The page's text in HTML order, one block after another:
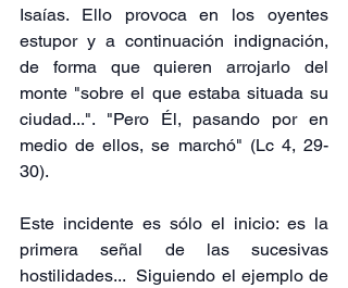
Isaías. Ello provoca en los oyentes
estupor y a continuación indignación,
de forma que quieren arrojarlo del
monte "sobre el que estaba situada su
ciudad...". "Pero Él, pasando por en
medio de ellos, se marchó" (Lc 4, 29-
30).
Este incidente es sólo el inicio: es la
primera señal de las sucesivas
hostilidades...  Siguiendo el ejemplo de